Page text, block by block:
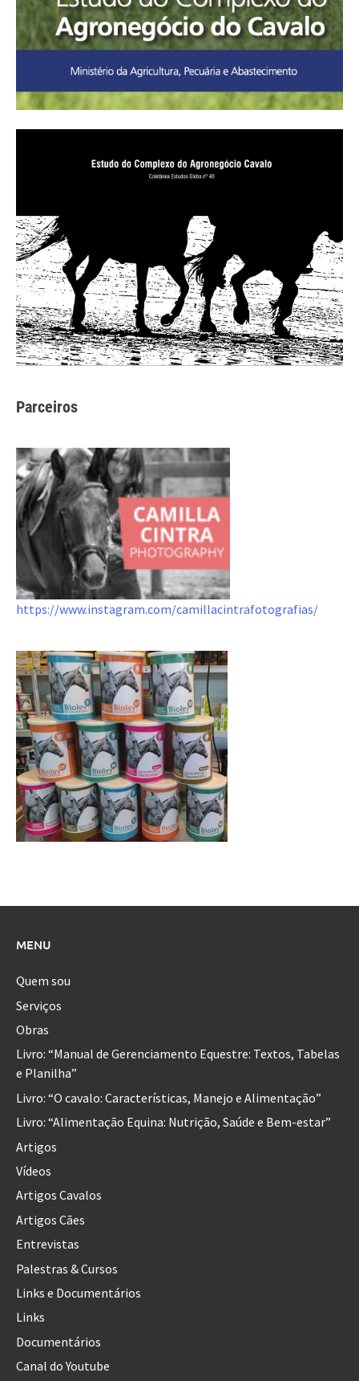
Parceiros
https://www.instagram.com/camillacintrafotografias/
MENU
Quem sou
Serviços
Obras
Livro: “Manual de Gerenciamento Equestre: Textos, Tabelas
e Planilha”
Livro: “O cavalo: Características, Manejo e Alimentação”
Livro: “Alimentação Equina: Nutrição, Saúde e Bem-estar”
Artigos
Vídeos
Artigos Cavalos
Artigos Cães
Entrevistas
Palestras & Cursos
Links e Documentários
Links
Documentários
Canal do Youtube